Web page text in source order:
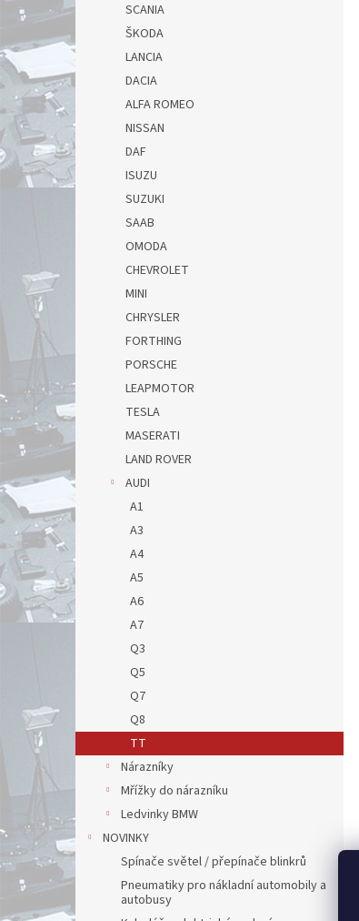
SCANIA
ŠKODA
LANCIA
DACIA
ALFA ROMEO
NISSAN
DAF
ISUZU
SUZUKI
SAAB
OMODA
CHEVROLET
MINI
CHRYSLER
FORTHING
PORSCHE
LEAPMOTOR
TESLA
MASERATI
LAND ROVER
AUDI
A1
A3
A4
A5
A6
A7
Q3
Q5
Q7
Q8
TT
Nárazníky
Mřížky do nárazníku
Ledvinky BMW
NOVINKY
Spínače světel / přepínače blinkrů
Pneumatiky pro nákladní automobily a
autobusy